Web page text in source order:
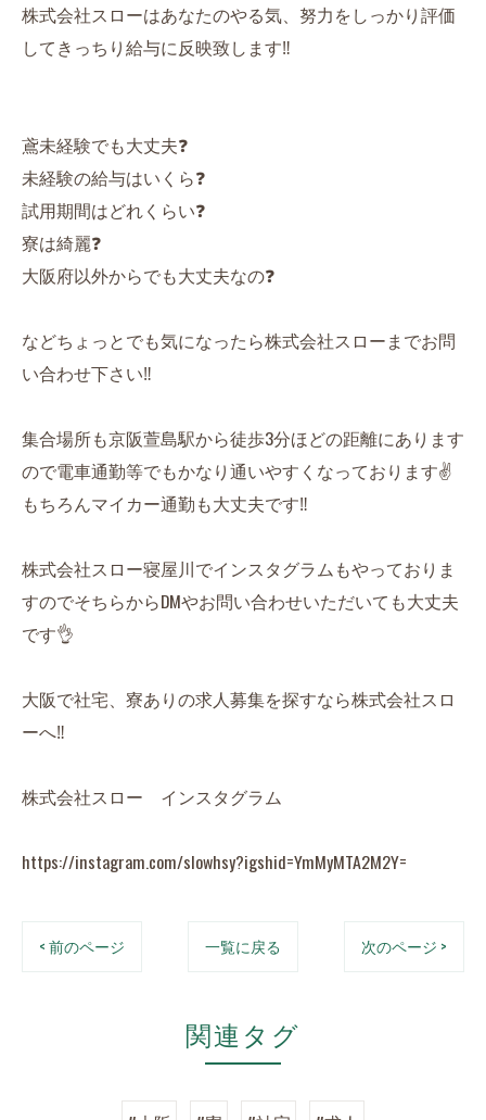
株式会社スローはあなたのやる気、努力をしっかり評価
してきっちり給与に反映致します‼️
鳶未経験でも大丈夫❓
未経験の給与はいくら❓
試用期間はどれくらい❓
寮は綺麗❓
大阪府以外からでも大丈夫なの❓
などちょっとでも気になったら株式会社スローまでお問
い合わせ下さい‼️
集合場所も京阪萱島駅から徒歩3分ほどの距離にあります
ので電車通勤等でもかなり通いやすくなっております✌️
もちろんマイカー通勤も大丈夫です‼️
株式会社スロー寝屋川でインスタグラムもやっておりま
すのでそちらからDMやお問い合わせいただいても大丈夫
です👌
大阪で社宅、寮ありの求人募集を探すなら株式会社スロ
ーへ‼️
株式会社スロー インスタグラム
https://instagram.com/slowhsy?igshid=YmMyMTA2M2Y=
< 前のページ 一覧に戻る 次のページ >
関連タグ